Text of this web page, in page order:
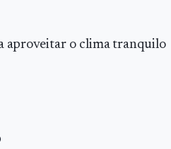
aproveitar o clima tranquilo